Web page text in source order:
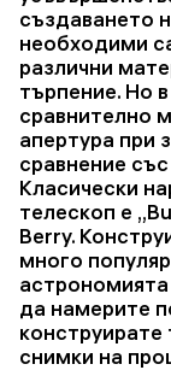
създаването
необходими
различни
търпение. Но
сравнително
апертура при
сравнение
Класически
телескоп е
Berry.
много
да намерите
снимки на